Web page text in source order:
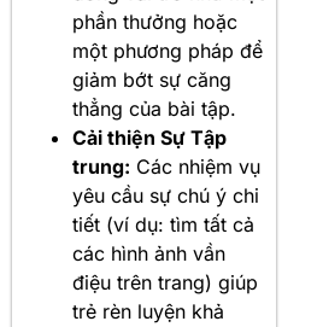
phần thưởng hoặc
một phương pháp để
giảm bớt sự căng
thẳng của bài tập.
Cải thiện Sự Tập
trung: Các nhiệm vụ
yêu cầu sự chú ý chi
tiết (ví dụ: tìm tất cả
các hình ảnh vần
điệu trên trang) giúp
trẻ rèn luyện khả